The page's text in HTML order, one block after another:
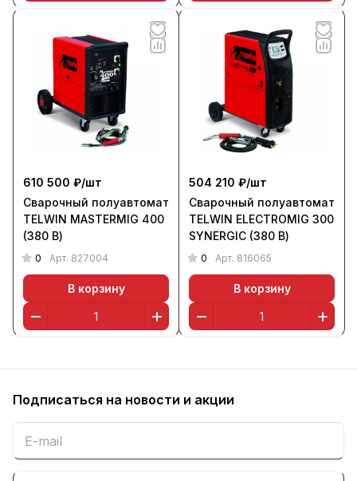
610 500 ₽/шт
Сварочный полуавтомат
TELWIN MASTERMIG 400
(380 В)
0 Арт. 827004
В корзину
504 210 ₽/шт
Сварочный полуавтомат
TELWIN ELECTROMIG 300
SYNERGIC (380 В)
0 Арт. 816065
В корзину
Подписаться на новости и акции